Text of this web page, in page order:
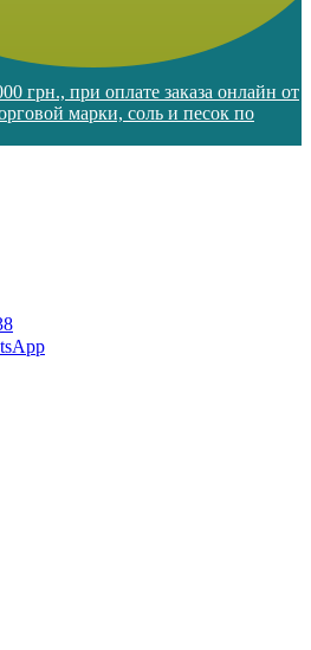
грн., при оплате заказа онлайн от
марки, соль и песок по